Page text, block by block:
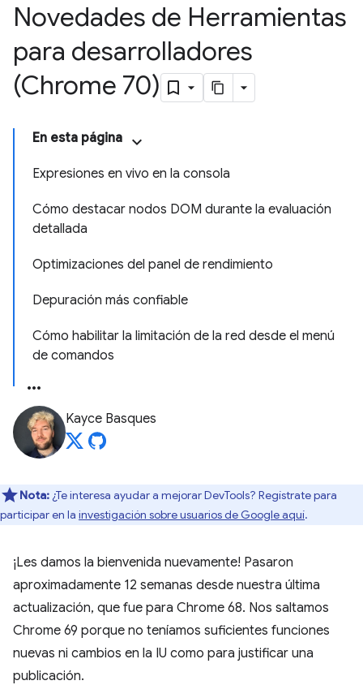
Novedades de Herramientas
para desarrolladores
(Chrome 70)
En esta página
Expresiones en vivo en la consola
Cómo destacar nodos DOM durante la evaluación
detallada
Optimizaciones del panel de rendimiento
Depuración más confiable
Cómo habilitar la limitación de la red desde el menú
de comandos
Kayce Basques
Nota: ¿Te interesa ayudar a mejorar DevTools? Regístrate para
participar en la investigación sobre usuarios de Google aquí.
¡Les damos la bienvenida nuevamente! Pasaron
aproximadamente 12 semanas desde nuestra última
actualización, que fue para Chrome 68. Nos saltamos
Chrome 69 porque no teníamos suficientes funciones
nuevas ni cambios en la IU como para justificar una
publicación.